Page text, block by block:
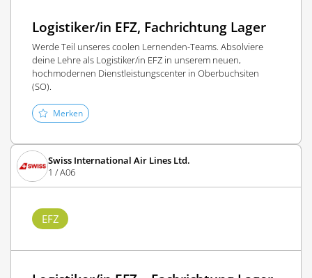
Logistiker/in EFZ, Fachrichtung Lager
Werde Teil unseres coolen Lernenden-Teams. Absolviere
deine Lehre als Logistiker/in EFZ in unserem neuen,
hochmodernen Dienstleistungscenter in Oberbuchsiten
(SO).
Merken
Swiss International Air Lines Ltd.
1 / A06
EFZ